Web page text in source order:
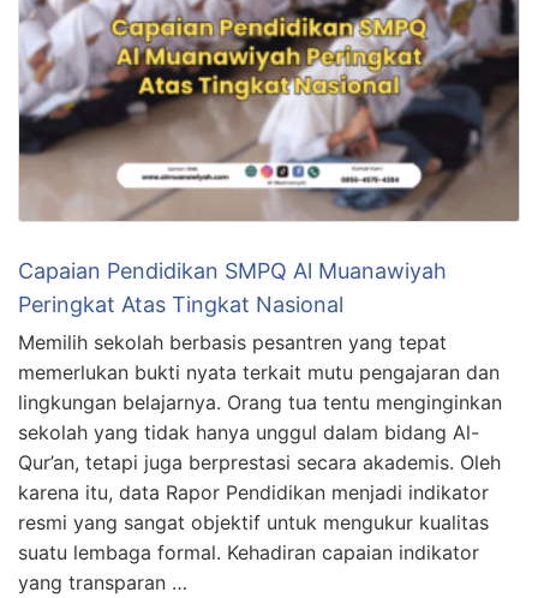
Capaian Pendidikan SMPQ Al Muanawiyah
Peringkat Atas Tingkat Nasional
Memilih sekolah berbasis pesantren yang tepat
memerlukan bukti nyata terkait mutu pengajaran dan
lingkungan belajarnya. Orang tua tentu menginginkan
sekolah yang tidak hanya unggul dalam bidang Al-
Qur’an, tetapi juga berprestasi secara akademis. Oleh
karena itu, data Rapor Pendidikan menjadi indikator
resmi yang sangat objektif untuk mengukur kualitas
suatu lembaga formal. Kehadiran capaian indikator
yang transparan …